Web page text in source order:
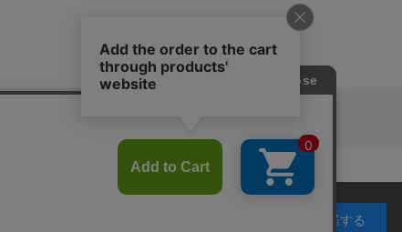
ことを目的としています。 プライバシーポリ
承諾する